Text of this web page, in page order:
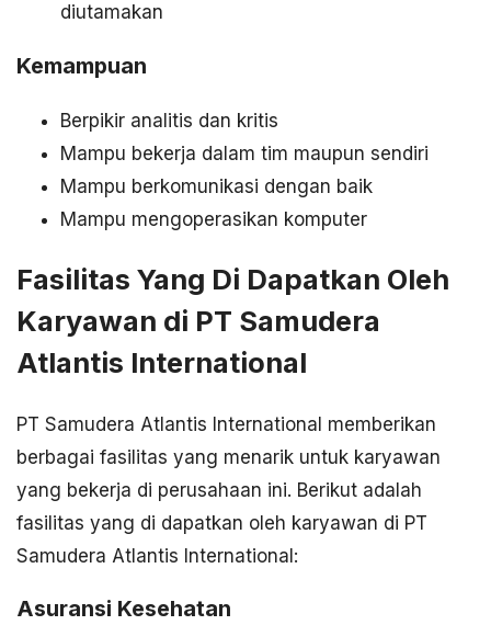
diutamakan
Kemampuan
Berpikir analitis dan kritis
Mampu bekerja dalam tim maupun sendiri
Mampu berkomunikasi dengan baik
Mampu mengoperasikan komputer
Fasilitas Yang Di Dapatkan Oleh
Karyawan di PT Samudera
Atlantis International
PT Samudera Atlantis International memberikan
berbagai fasilitas yang menarik untuk karyawan
yang bekerja di perusahaan ini. Berikut adalah
fasilitas yang di dapatkan oleh karyawan di PT
Samudera Atlantis International:
Asuransi Kesehatan